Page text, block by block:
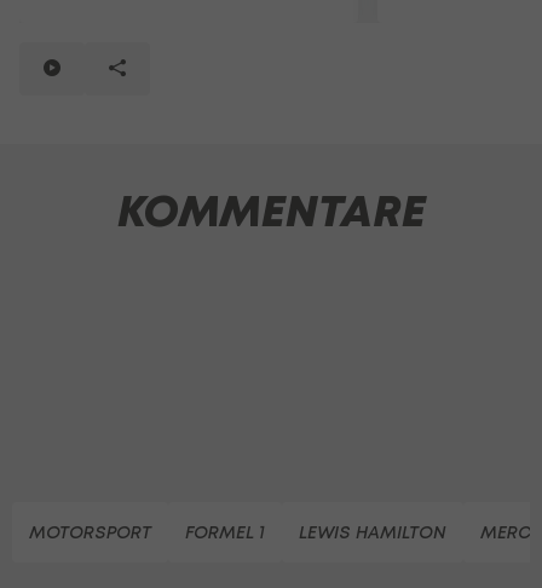
KOMMENTARE
MOTORSPORT FORMEL 1 LEWIS HAMILTON